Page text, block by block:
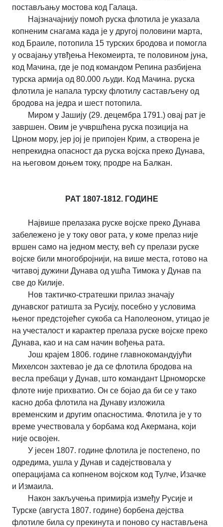
постављању мостова код Галаца.
Најзначајнију помоћ руска флотила је указала
копненим снагама када је у другој половини марта,
код Браиле, потопила 15 турских бродова и помогла
у освајању утвђења Некомеирта, те половином јуна,
код Мачина, где је под командом Репина разбијена
турска армија од 80.000 људи. Код Мачина. руска
флотила је напала турску флотилу састављену од
бродова на једра и шест потопила.
Миром у Јашију (29. децембра 1791.) овај рат је
завршен. Овим је учвршћена руска позиција на
Црном мору, јер јој је припојен Крим, а створена је
непрекидна опасност да руска војска преко Дунава,
на његовом доњем току, продре на Балкан.
РАТ 1807-1812. ГОДИНЕ
Највише прелазака руске војске преко Дунава
забележено је у току овог рата, у коме прелаз није
вршен само на једном месту, већ су прелази руске
војске били многобројнији, на више места, готово на
читавој дужини Дунава од ушћа Тимока у Дунав па
све до Килије.
Нов тактичко-стратешки прилаз значају
дунавског ратишта за Русију, посебно у условима
њеног предстојећег сукоба са Наполеоном, утицао је
на учесталост и карактер прелаза руске војске преко
Дунава, као и на сам начин вођења рата.
Још крајем 1806. године главнокомандујући
Михелсон захтевао је да се флотила бродова на
весла пребаци у Дунав, што командант Црноморске
флоте није прихватио. Он се бојао да би се у тако
касно доба флотила на Дунаву изложила
временским и другим опасностима. Флотила је у то
време учествовала у борбама код Акермана, који
није освојен.
У јесен 1807. године флотила је постепено, по
одредима, ушла у Дунав и садејствовала у
операцијама са копненом војском код Тулче, Изачке
и Измаила.
Након закључења примирја између Русије и
Турске (августа 1807. године) борбена дејства
флотиле била су прекинута и поново су настављена